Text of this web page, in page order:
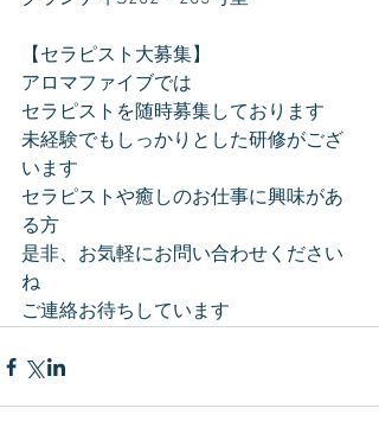
【セラピスト大募集】
アロマファイブでは
セラピストを随時募集しております
未経験でもしっかりとした研修がござ
います
セラピストや癒しのお仕事に興味があ
る方
是非、お気軽にお問い合わせください
ね
ご連絡お待ちしています